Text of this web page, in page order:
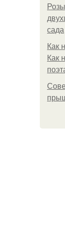
сада
Как
Как